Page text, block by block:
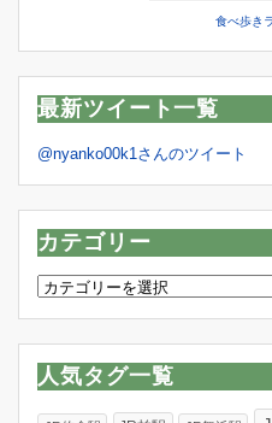
食べ歩き
最新ツイート一覧
@nyanko00k1さんのツイート
カテゴリー
カ
リ
ー
人気タグ一覧